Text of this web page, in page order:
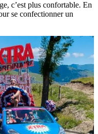
c’est plus confortable. En
se confectionner un